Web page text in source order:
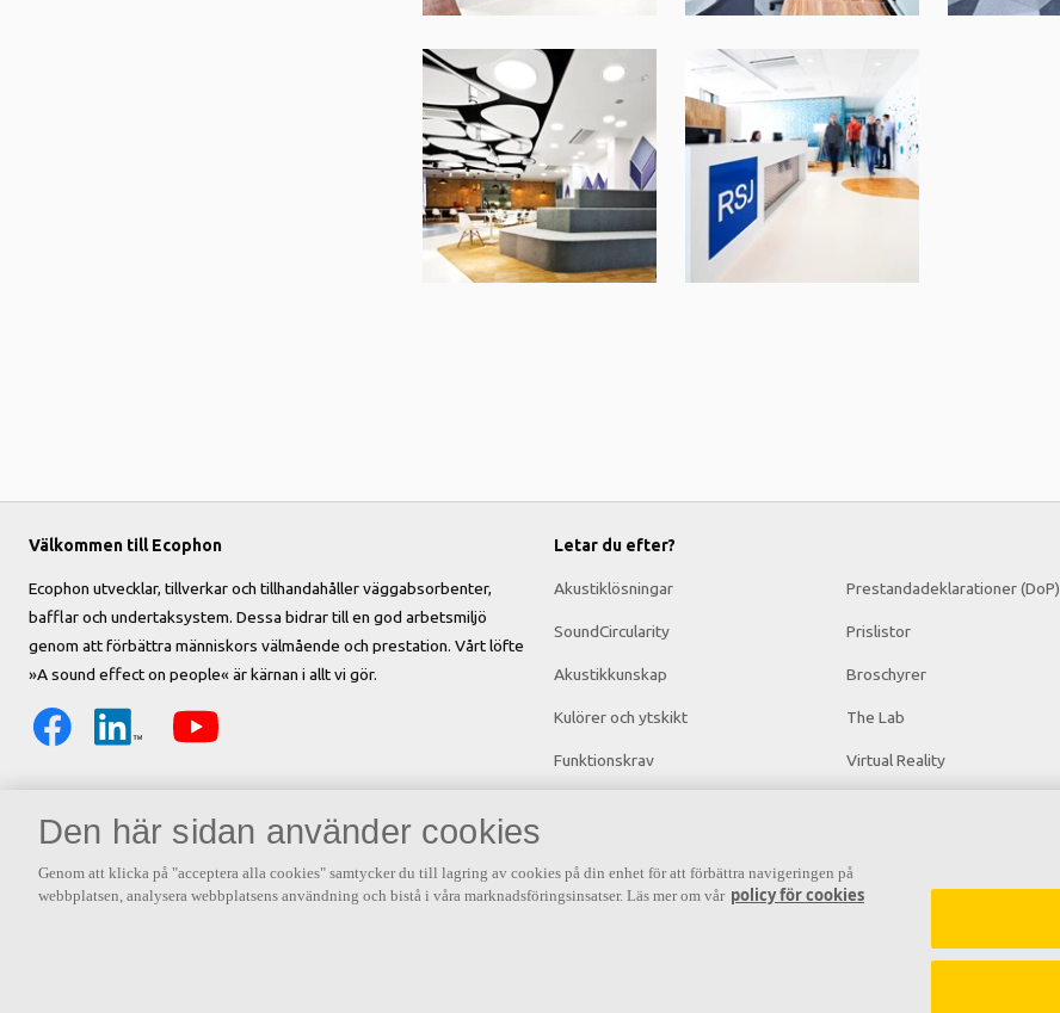
Välkommen till Ecophon
Ecophon utvecklar, tillverkar och tillhandahåller väggabsorbenter,
bafflar och undertaksystem. Dessa bidrar till en god arbetsmiljö
genom att förbättra människors välmående och prestation. Vårt löfte
»A sound effect on people« är kärnan i allt vi gör.
Letar du efter?
Akustiklösningar
SoundCircularity
Akustikkunskap
Kulörer och ytskikt
Funktionskrav
Prestandadeklarationer (DoP)
Prislistor
Broschyrer
The Lab
Virtual Reality
Den här sidan använder cookies
Genom att klicka på "acceptera alla cookies" samtycker du till lagring av cookies på din enhet för att förbättra navigeringen på
webbplatsen, analysera webbplatsens användning och bistå i våra marknadsföringsinsatser. Läs mer om vår policy för cookies